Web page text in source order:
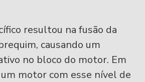
resultou na fusão da
causando um
no bloco do motor. Em
motor com esse nível de